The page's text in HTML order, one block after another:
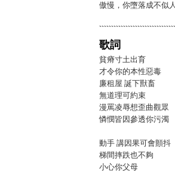
傲慢，你墮落成不似
歌詞
貧瘠寸土出育
才令你的本性惡毒
廉租屋 誕下獸畜
無道理可約束
漫罵凌辱想歪曲觀眾
憐憫皆因參透你污濁
動手 講因果可會顫抖
梯間摔跌也不夠
小心你父母